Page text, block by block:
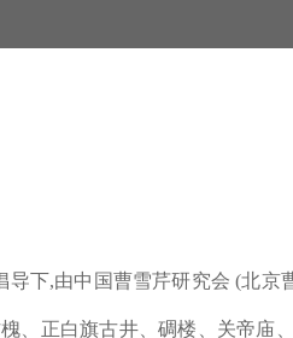
导下,由中国曹雪芹研究会 (北京
、正白旗古井、碉楼、关帝庙